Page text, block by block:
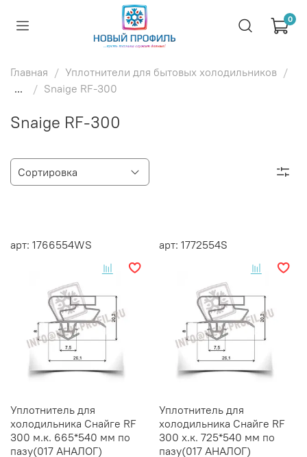
0
Главная
Уплотнители для бытовых холодильников
...
Snaige RF-300
Snaige RF-300
арт: 1766554WS
Уплотнитель для
холодильника Снайге RF
300 м.к. 665*540 мм по
пазу(017 АНАЛОГ)
арт: 1772554S
Уплотнитель для
холодильника Снайге RF
300 х.к. 725*540 мм по
пазу(017 АНАЛОГ)